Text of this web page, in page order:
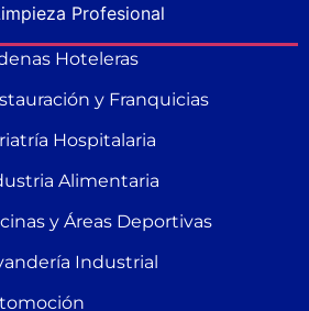
Profesional
Hoteleras
y Franquicias
Hospitalaria
Alimentaria
y Áreas Deportivas
Industrial